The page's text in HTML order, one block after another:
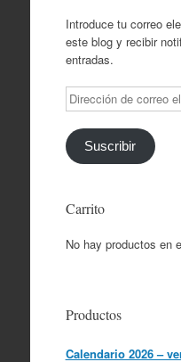
Introduce tu correo
este blog y recibir
entradas.
Dirección
de
correo
electrónico
Suscribir
Carrito
No hay productos en
Productos
Calendario 2026 –